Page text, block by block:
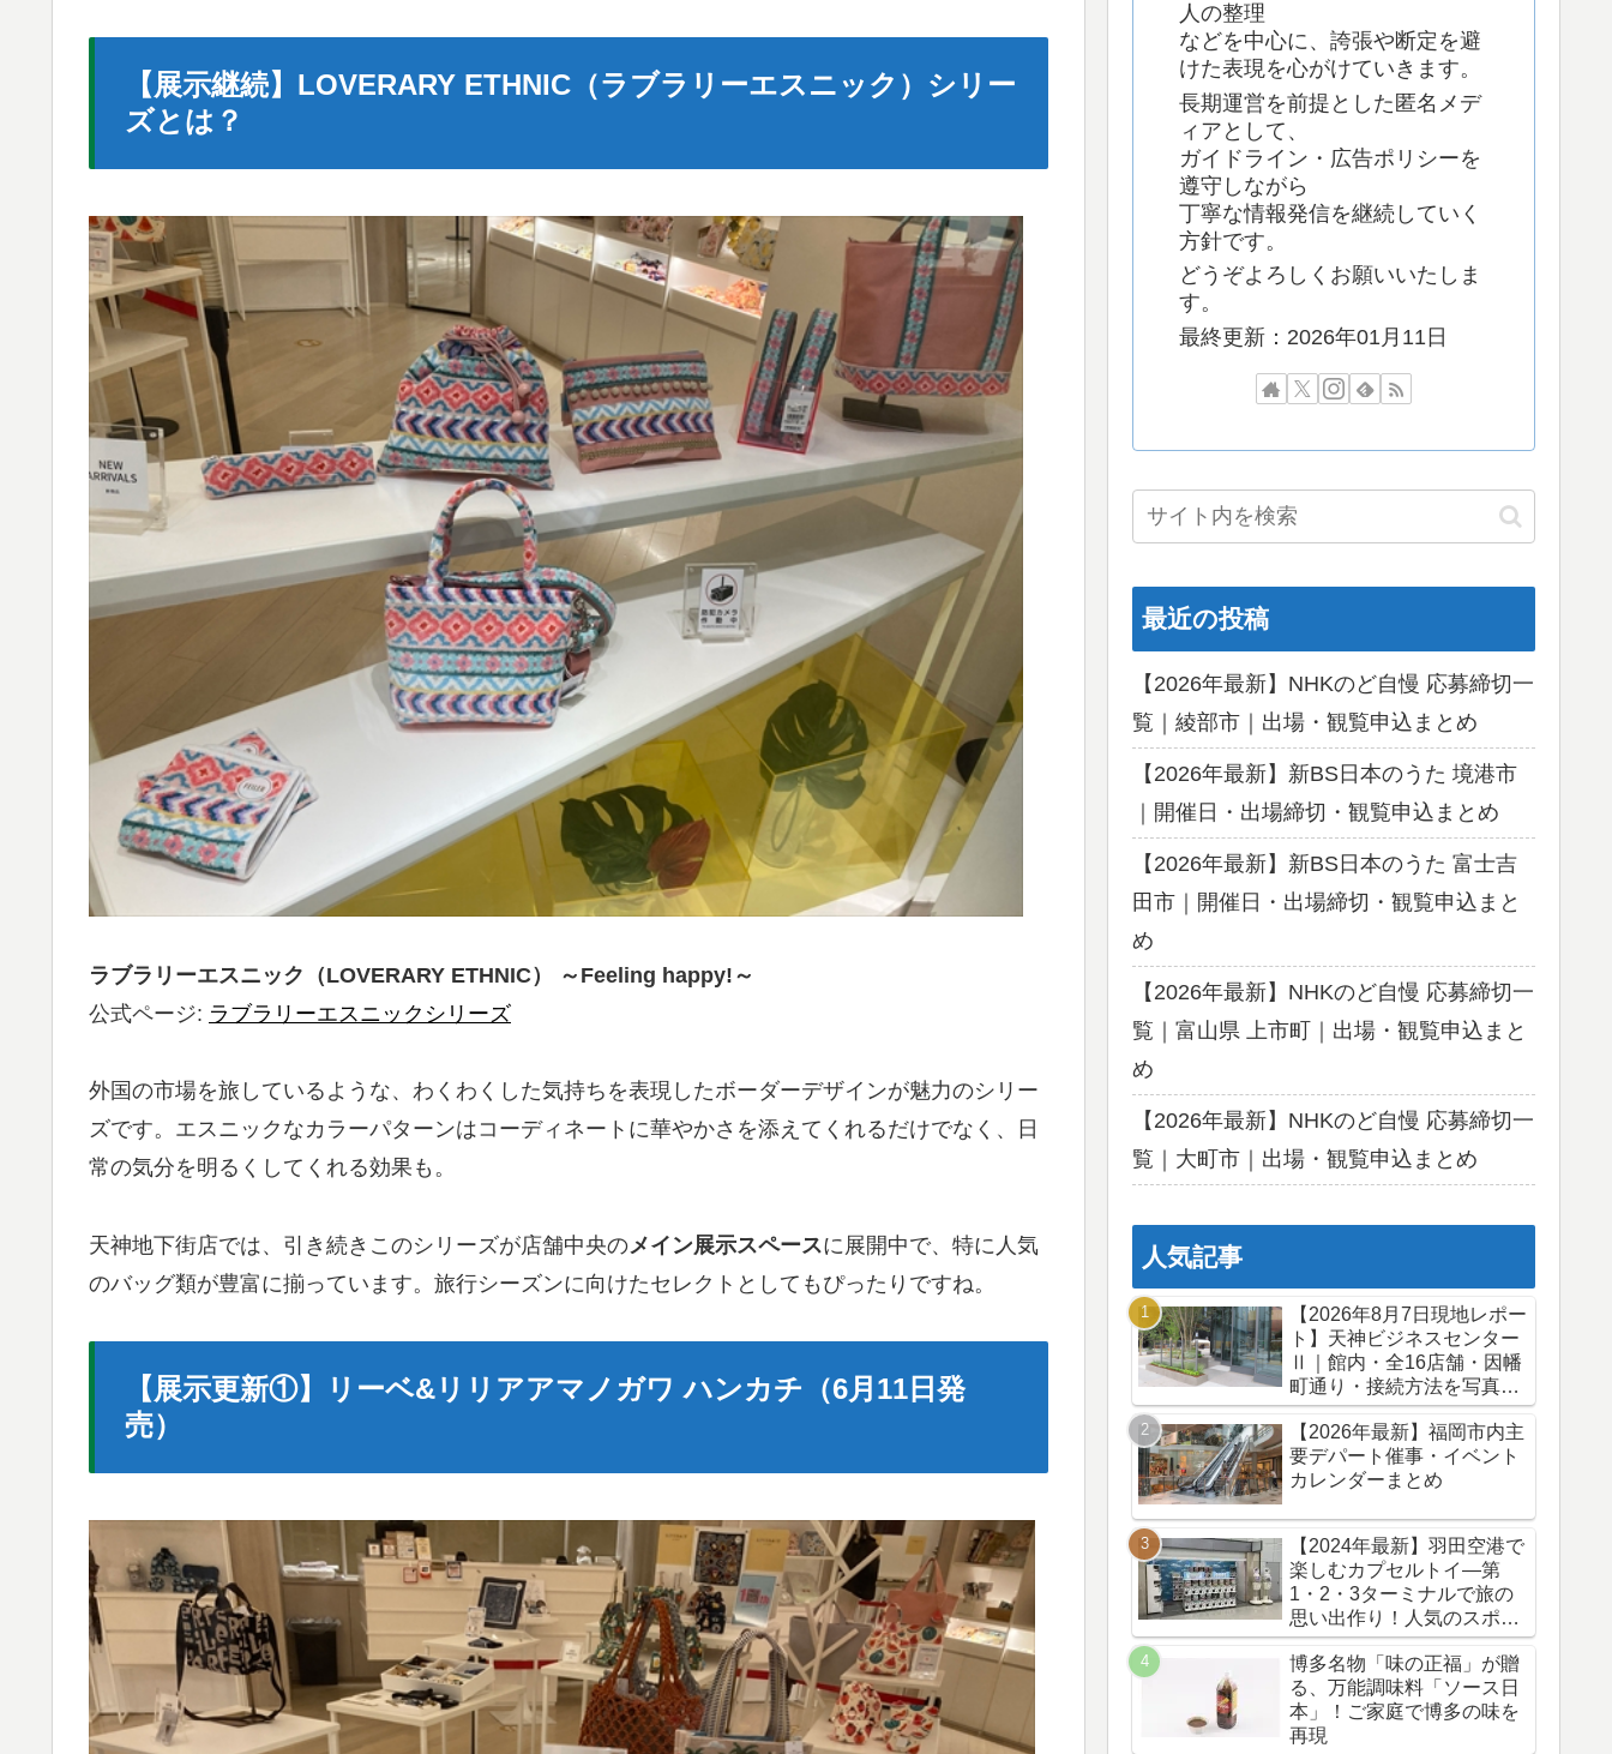
【展示継続】LOVERARY ETHNIC（ラブラリーエスニック）シリー
ズとは？
ラブラリーエスニック（LOVERARY ETHNIC） ～Feeling happy!～
公式ページ: ラブラリーエスニックシリーズ
外国の市場を旅しているような、わくわくした気持ちを表現したボーダーデザインが魅力のシリー
ズです。エスニックなカラーパターンはコーディネートに華やかさを添えてくれるだけでなく、日
常の気分を明るくしてくれる効果も。
天神地下街店では、引き続きこのシリーズが店舗中央のメイン展示スペースに展開中で、特に人気
のバッグ類が豊富に揃っています。旅行シーズンに向けたセレクトとしてもぴったりですね。
【展示更新①】リーベ&リリアアマノガワ ハンカチ（6月11日発
売）
人の整理
などを中心に、誇張や断定を避
けた表現を心がけていきます。
長期運営を前提とした匿名メデ
ィアとして、
ガイドライン・広告ポリシーを
遵守しながら
丁寧な情報発信を継続していく
方針です。
どうぞよろしくお願いいたしま
す。
最終更新：2026年01月11日
最近の投稿
【2026年最新】NHKのど自慢 応募締切一
覧｜綾部市｜出場・観覧申込まとめ
【2026年最新】新BS日本のうた 境港市
｜開催日・出場締切・観覧申込まとめ
【2026年最新】新BS日本のうた 富士吉
田市｜開催日・出場締切・観覧申込まと
め
【2026年最新】NHKのど自慢 応募締切一
覧｜富山県 上市町｜出場・観覧申込まと
め
【2026年最新】NHKのど自慢 応募締切一
覧｜大町市｜出場・観覧申込まとめ
人気記事
【2026年8月7日現地レポー
ト】天神ビジネスセンター
Ⅱ｜館内・全16店舗・因幡
町通り・接続方法を写真73
枚で紹介
【2026年最新】福岡市内主
要デパート催事・イベント
カレンダーまとめ
【2024年最新】羽田空港で
楽しむカプセルトイ—第
1・2・3ターミナルで旅の
思い出作り！人気のスポッ
トと最新情報
博多名物「味の正福」が贈
る、万能調味料「ソース日
本」！ご家庭で博多の味を
再現